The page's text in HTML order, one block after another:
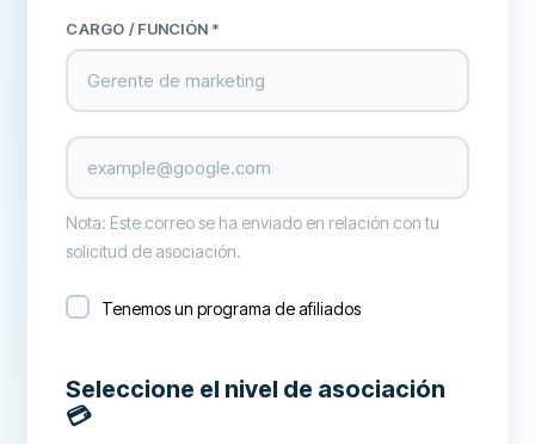
CARGO / FUNCIÓN *
Nota: Este correo se ha enviado en relación con tu
solicitud de asociación.
Tenemos un programa de afiliados
Seleccione el nivel de asociación
💳